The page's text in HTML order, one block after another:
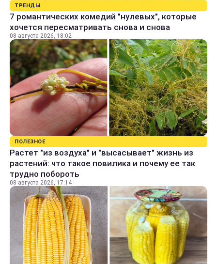
ТРЕНДЫ
7 романтических комедий "нулевых", которые
хочется пересматривать снова и снова
08 августа 2026, 18:02
ПОЛЕЗНОЕ
Растет "из воздуха" и "высасывает" жизнь из
растений: что такое повилика и почему ее так
трудно побороть
08 августа 2026, 17:14